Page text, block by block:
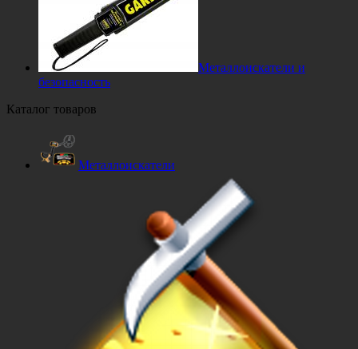
Металлоискатели и
безопасность
Каталог товаров
Металлоискатели